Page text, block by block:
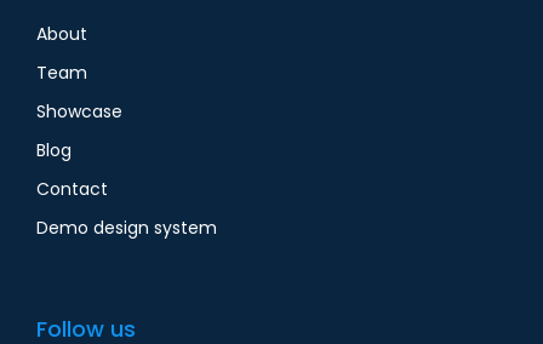
About
Team
Showcase
Blog
Contact
Demo design system
Follow us